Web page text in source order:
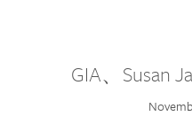
GIA、Susan